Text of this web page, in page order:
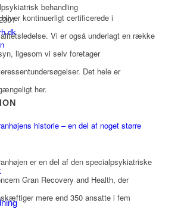
kontinuerligt certificerede i
Vi er også underlagt en række
ligesom vi selv foretager
Det hele er
her.
historie – en del af noget større
er en del af den specialpsykiatriske
Gran Recovery and Health, der
mere end 350 ansatte i fem
behandling